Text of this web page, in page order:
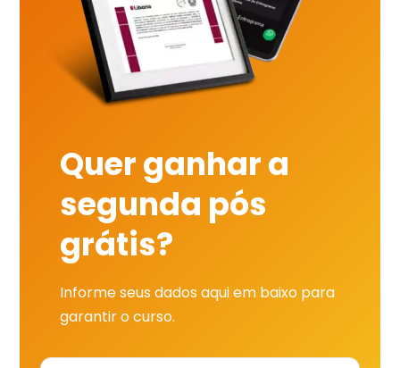
Quer ganhar a
segunda pós
grátis?
Informe seus dados aqui em baixo para
garantir o curso.